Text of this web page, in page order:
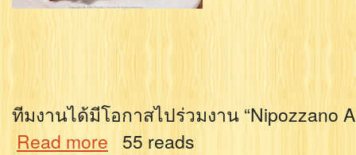
ทีมงานได้มีโอกาสไปร่วมงาน “Nipozzano
Read more
55 reads